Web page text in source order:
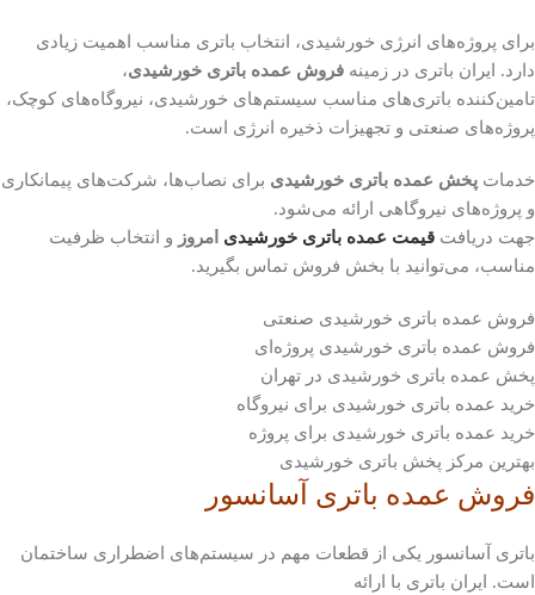
برای پروژه‌های انرژی خورشیدی، انتخاب باتری مناسب اهمیت زیادی
دارد. ایران باتری در زمینه فروش عمده باتری خورشیدی،
تامین‌کننده باتری‌های مناسب سیستم‌های خورشیدی، نیروگاه‌های کوچک،
پروژه‌های صنعتی و تجهیزات ذخیره انرژی است.
خدمات پخش عمده باتری خورشیدی برای نصاب‌ها، شرکت‌های پیمانکاری
و پروژه‌های نیروگاهی ارائه می‌شود.
جهت دریافت قیمت عمده باتری خورشیدی امروز و انتخاب ظرفیت
مناسب، می‌توانید با بخش فروش تماس بگیرید.
فروش عمده باتری خورشیدی صنعتی
فروش عمده باتری خورشیدی پروژه‌ای
پخش عمده باتری خورشیدی در تهران
خرید عمده باتری خورشیدی برای نیروگاه
خرید عمده باتری خورشیدی برای پروژه
بهترین مرکز پخش باتری خورشیدی
فروش عمده باتری آسانسور
باتری آسانسور یکی از قطعات مهم در سیستم‌های اضطراری ساختمان
است. ایران باتری با ارائه